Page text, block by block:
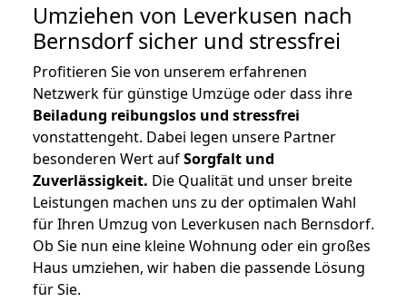
Umziehen von Leverkusen nach
Bernsdorfsicher und stressfrei
Profitieren Sie von unserem erfahrenen
Netzwerk für günstige Umzüge oder dass ihre
Beiladung reibungslos und stressfrei
vonstattengeht. Dabei legen unsere Partner
besonderen Wert aufSorgfalt und
Zuverlässigkeit. Die Qualität und unser breite
Leistungen machen uns zu der optimalen Wahl
für Ihren Umzug von Leverkusen nach Bernsdorf.
Ob Sie nun eine kleine Wohnung oder ein großes
Haus umziehen, wir haben die passende Lösung
für Sie.